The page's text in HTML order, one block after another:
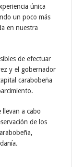
única
un poco más
en nuestra
de efectuar
y el gobernador
carabobeña
llevan a cabo
de los